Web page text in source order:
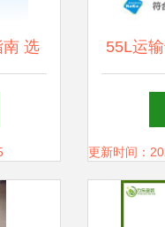
选
考
55L运
保温箱
更新时间：